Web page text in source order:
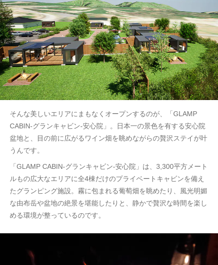
そんな美しいエリアにまもなくオープンするのが、「GLAMP
CABIN-グランキャビン-安心院」。日本一の景色を有する安心院
盆地と、目の前に広がるワイン畑を眺めながらの贅沢ステイが叶
うんです。
「GLAMP CABIN-グランキャビン-安心院」は、3,300平方メート
ルもの広大なエリアに全4棟だけのプライベートキャビンを備え
たグランピング施設。霧に包まれる葡萄畑を眺めたり、風光明媚
な由布岳や盆地の絶景を堪能したりと、静かで贅沢な時間を楽し
める環境が整っているのです。